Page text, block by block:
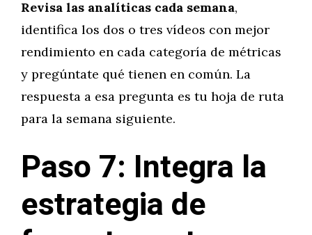
Revisa las analíticas cada semana,
identifica los dos o tres vídeos con mejor
rendimiento en cada categoría de métricas
y pregúntate qué tienen en común. La
respuesta a esa pregunta es tu hoja de ruta
para la semana siguiente.
Paso 7: Integra la
estrategia de